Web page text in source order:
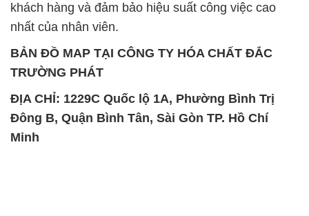
khách hàng và đảm bảo hiệu suất công việc cao
nhất của nhân viên.
BẢN ĐỒ MAP TẠI CÔNG TY HÓA CHẤT ĐẮC
TRƯỜNG PHÁT
ĐỊA CHỈ: 1229C Quốc lộ 1A, Phường Bình Trị
Đông B, Quận Bình Tân, Sài Gòn TP. Hồ Chí
Minh